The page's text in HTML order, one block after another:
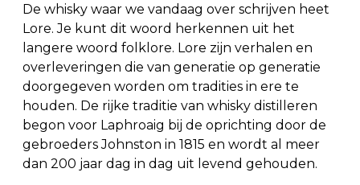
De whisky waar we vandaag over schrijven heet
Lore. Je kunt dit woord herkennen uit het
langere woord folklore. Lore zijn verhalen en
overleveringen die van generatie op generatie
doorgegeven worden om tradities in ere te
houden. De rijke traditie van whisky distilleren
begon voor Laphroaig bij de oprichting door de
gebroeders Johnston in 1815 en wordt al meer
dan 200 jaar dag in dag uit levend gehouden.